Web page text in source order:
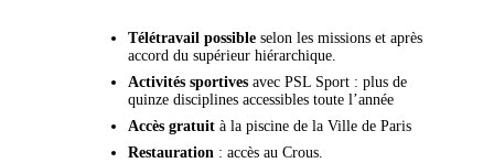
Télétravail possible selon les missions et après
accord du supérieur hiérarchique.
Activités sportives avec PSL Sport : plus de
quinze disciplines accessibles toute l’année
Accès gratuit à la piscine de la Ville de Paris
Restauration : accès au Crous.